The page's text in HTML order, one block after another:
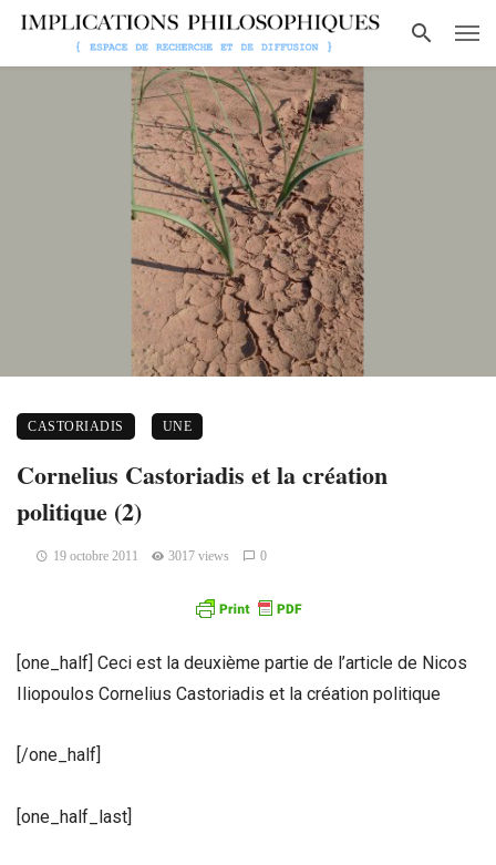
CASTORIADIS UNE
Cornelius Castoriadis et la création
politique (2)
19 octobre 2011 3017 views 0
[one_half] Ceci est la deuxième partie de l’article de Nicos
Iliopoulos Cornelius Castoriadis et la création politique
[/one_half]
[one_half_last]